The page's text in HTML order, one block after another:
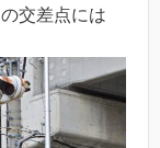
交差点には